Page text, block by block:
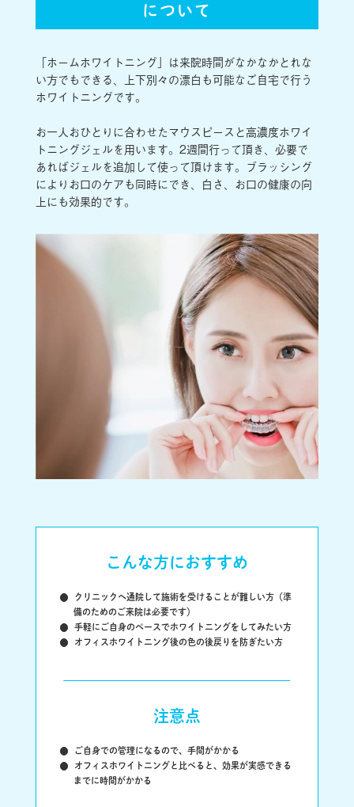
について
「ホームホワイトニング」は来院時間がなかなかとれな
い方でもできる、上下別々の漂白も可能なご自宅で行う
ホワイトニングです。
お一人おひとりに合わせたマウスピースと高濃度ホワイ
トニングジェルを用います。2週間行って頂き、必要で
あればジェルを追加して使って頂けます。ブラッシング
によりお口のケアも同時にでき、白さ、お口の健康の向
上にも効果的です。
こんな方におすすめ
クリニックへ通院して施術を受けることが難しい方 （準
備のためのご来院は必要です）
手軽にご自身のペースでホワイトニングをしてみたい方
オフィスホワイトニング後の色の後戻りを防ぎたい方
注意点
ご自身での管理になるので、手間がかかる
オフィスホワイトニングと比べると、効果が実感できる
までに時間がかかる